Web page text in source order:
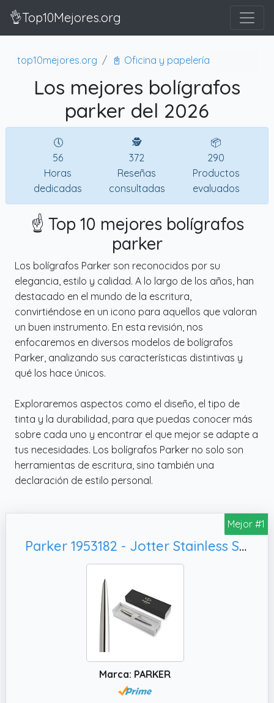
👌Top10Mejores.org
top10mejores.org 📓 Oficina y papelería
Los mejores bolígrafos
parker del 2026
🕔
56
Horas
dedicadas
🕵
372
Reseñas
consultadas
📦
290
Productos
evaluados
☝️ Top 10 mejores bolígrafos
parker
Los bolígrafos Parker son reconocidos por su
elegancia, estilo y calidad. A lo largo de los años, han
destacado en el mundo de la escritura,
convirtiéndose en un icono para aquellos que valoran
un buen instrumento. En esta revisión, nos
enfocaremos en diversos modelos de bolígrafos
Parker, analizando sus características distintivas y
qué los hace únicos.
Exploraremos aspectos como el diseño, el tipo de
tinta y la durabilidad, para que puedas conocer más
sobre cada uno y encontrar el que mejor se adapte a
tus necesidades. Los bolígrafos Parker no solo son
herramientas de escritura, sino también una
declaración de estilo personal.
Mejor #1
Parker 1953182 - Jotter Stainless Steel GT - Bolígrafo, caja de regalo
Marca: PARKER